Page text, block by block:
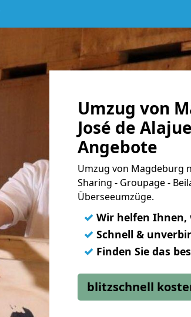
Umzug von
José de
Angebote
Umzug von Magdeburg
Sharing - Groupage -
Überseeumzüge.
✓ Wir helfen Ihnen,
✓ Schnell &
✓ Finden Sie das
blitzschnell